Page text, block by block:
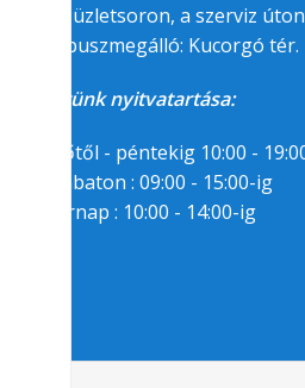
Segítségre van
06/30/94-22-55-8
felőli üzletsoron, a szerviz
BKK buszmegálló: Kucorgó tér.
Üzletünk nyitvatartása:
Hétfőtől - péntekig 10:00 -
Szombaton : 09:00 - 15:00-ig
Vasárnap : 10:00 - 14:00-ig